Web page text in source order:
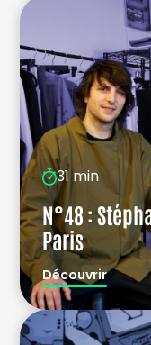
31 min
N°48 :
Paris
Découvrir